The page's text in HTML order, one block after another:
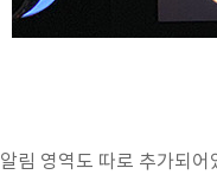
알림 영역도 따로 추가되